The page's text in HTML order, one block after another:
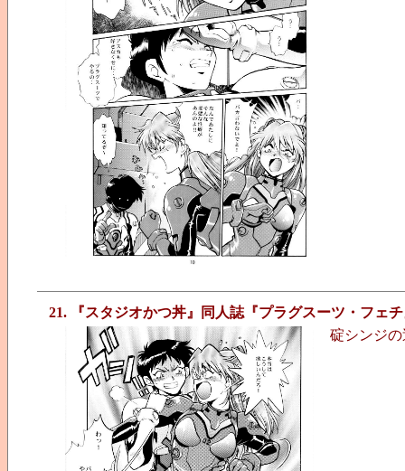
21. 『スタジオかつ丼』同人誌『プラグスーツ・フェ
碇シンジ